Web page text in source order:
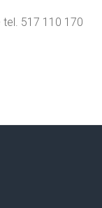
517 110 170